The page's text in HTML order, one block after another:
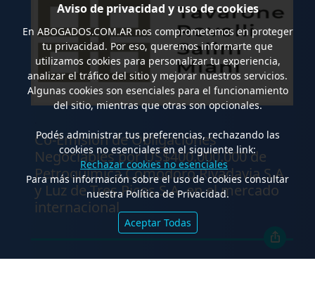
Co-Emisión de Obligaciones
Negociables por US$400.000.000 de
Petroquímica Comodoro Rivadavia S.A.
y Luz de Tres Picos S.A. en el mercado
internacional
Aviso de privacidad y uso de cookies
En ABOGADOS.COM.ARnos comprometemos en proteger
tu privacidad. Por eso, queremos informarte que
utilizamos cookies para personalizar tu experiencia,
analizar el tráfico del sitio y mejorar nuestros servicios.
Algunas cookies son esenciales para el funcionamiento
del sitio, mientras que otras son opcionales.
Podés administrar tus preferencias, rechazando las
cookies no esenciales en el siguiente link:
Rechazar cookies no esenciales
Para más información sobre el uso de cookies consultar
nuestra Política de Privacidad.
Aceptar Todas